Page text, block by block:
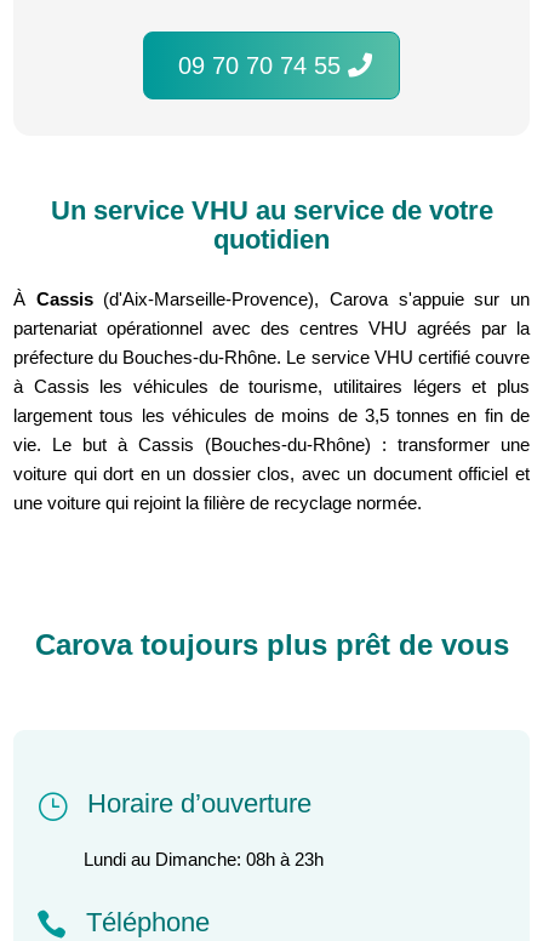
09 70 70 74 55
Un service VHU au service de votre
quotidien
À Cassis(d'Aix-Marseille-Provence), Carova s'appuie sur un
partenariat opérationnel avec des centres VHU agréés par la
préfecture du Bouches-du-Rhône. Le service VHU certifié couvre
à Cassis les véhicules de tourisme, utilitaires légers et plus
largement tous les véhicules de moins de 3,5 tonnes en fin de
vie. Le but à Cassis (Bouches-du-Rhône) : transformer une
voiture qui dort en un dossier clos, avec un document officiel et
une voiture qui rejoint la filière de recyclage normée.
Carova toujours plus prêt de vous
} Horaire d’ouverture
Lundi au Dimanche: 08h à 23h
 Téléphone